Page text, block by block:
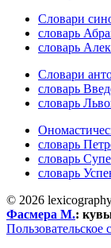
Словари
словарь
словарь
Словари
словарь
словарь
словарь
словарь
словарь
© 2026
Фасмера М.:
Пользовательское